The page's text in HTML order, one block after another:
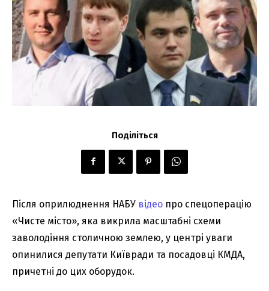
Поділіться
Після оприлюднення НАБУ відео про спецоперацію
«Чисте місто», яка викрила масштабні схеми
заволодіння столичною землею, у центрі уваги
опинилися депутати Київради та посадовці КМДА,
причетні до цих оборудок.